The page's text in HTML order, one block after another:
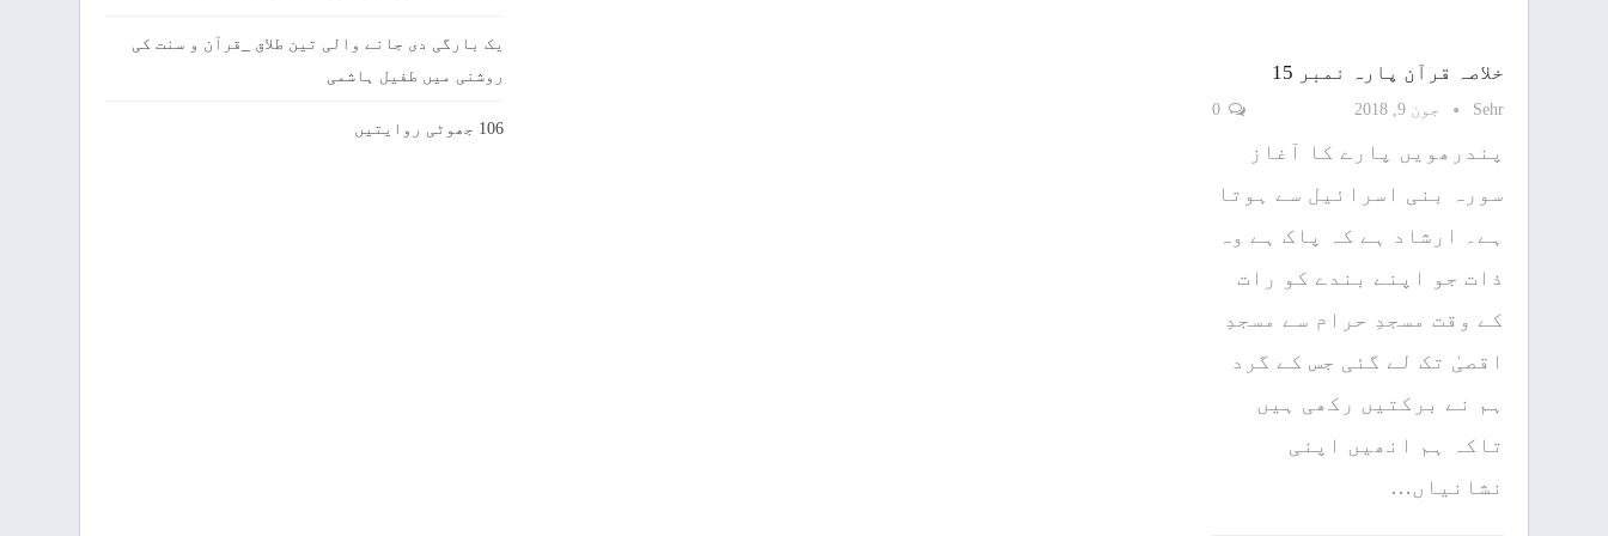
خلاصہ قرآن پارہ نمبر 15
Sehr جون 9, 2018
پندرھویں پارے کا آغاز
سورہ بنی اسرائیل سے ہوتا
ہے۔ ارشاد ہے کہ پاک ہے وہ
ذات جو اپنے بندے کو رات
کے وقت مسجدِ حرام سے مسجدِ
اقصیٰ تک لے گئی جس کے گرد
ہم نے برکتیں رکھی ہیں
تاکہ ہم انھیں اپنی
نشانیاں…
یک بارگی دی جانے والی تین طلاق _قرآن و سنت کی
روشنی میں طفیل ہاشمی
106 جھوٹی روایتیں